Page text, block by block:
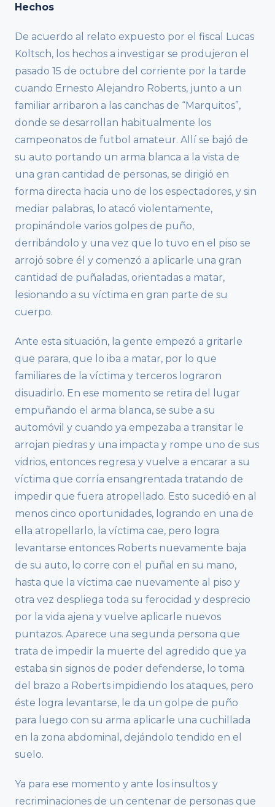
Hechos
De acuerdo al relato expuesto por el fiscal Lucas
Koltsch, los hechos a investigar se produjeron el
pasado 15 de octubre del corriente por la tarde
cuando Ernesto Alejandro Roberts, junto a un
familiar arribaron a las canchas de “Marquitos”,
donde se desarrollan habitualmente los
campeonatos de futbol amateur. Allí se bajó de
su auto portando un arma blanca a la vista de
una gran cantidad de personas, se dirigió en
forma directa hacia uno de los espectadores, y sin
mediar palabras, lo atacó violentamente,
propinándole varios golpes de puño,
derribándolo y una vez que lo tuvo en el piso se
arrojó sobre él y comenzó a aplicarle una gran
cantidad de puñaladas, orientadas a matar,
lesionando a su víctima en gran parte de su
cuerpo.
Ante esta situación, la gente empezó a gritarle
que parara, que lo iba a matar, por lo que
familiares de la víctima y terceros lograron
disuadirlo. En ese momento se retira del lugar
empuñando el arma blanca, se sube a su
automóvil y cuando ya empezaba a transitar le
arrojan piedras y una impacta y rompe uno de sus
vidrios, entonces regresa y vuelve a encarar a su
víctima que corría ensangrentada tratando de
impedir que fuera atropellado. Esto sucedió en al
menos cinco oportunidades, logrando en una de
ella atropellarlo, la víctima cae, pero logra
levantarse entonces Roberts nuevamente baja
de su auto, lo corre con el puñal en su mano,
hasta que la víctima cae nuevamente al piso y
otra vez despliega toda su ferocidad y desprecio
por la vida ajena y vuelve aplicarle nuevos
puntazos. Aparece una segunda persona que
trata de impedir la muerte del agredido que ya
estaba sin signos de poder defenderse, lo toma
del brazo a Roberts impidiendo los ataques, pero
éste logra levantarse, le da un golpe de puño
para luego con su arma aplicarle una cuchillada
en la zona abdominal, dejándolo tendido en el
suelo.
Ya para ese momento y ante los insultos y
recriminaciones de un centenar de personas que